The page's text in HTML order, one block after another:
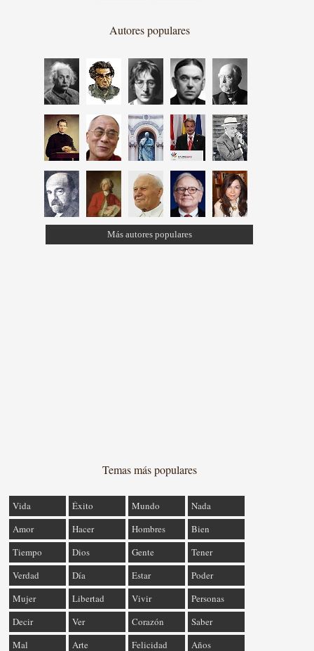
Autores populares
Más autores populares
Temas más populares
Vida Éxito Mundo
Nada
Amor
Hacer Hombres
Bien
Tiempo
Dios Gente
Tener
Verdad
Día Estar
Poder
Mujer
Libertad Vivir
Personas
Decir
Ver Corazón
Saber
Mal
Arte Felicidad Años